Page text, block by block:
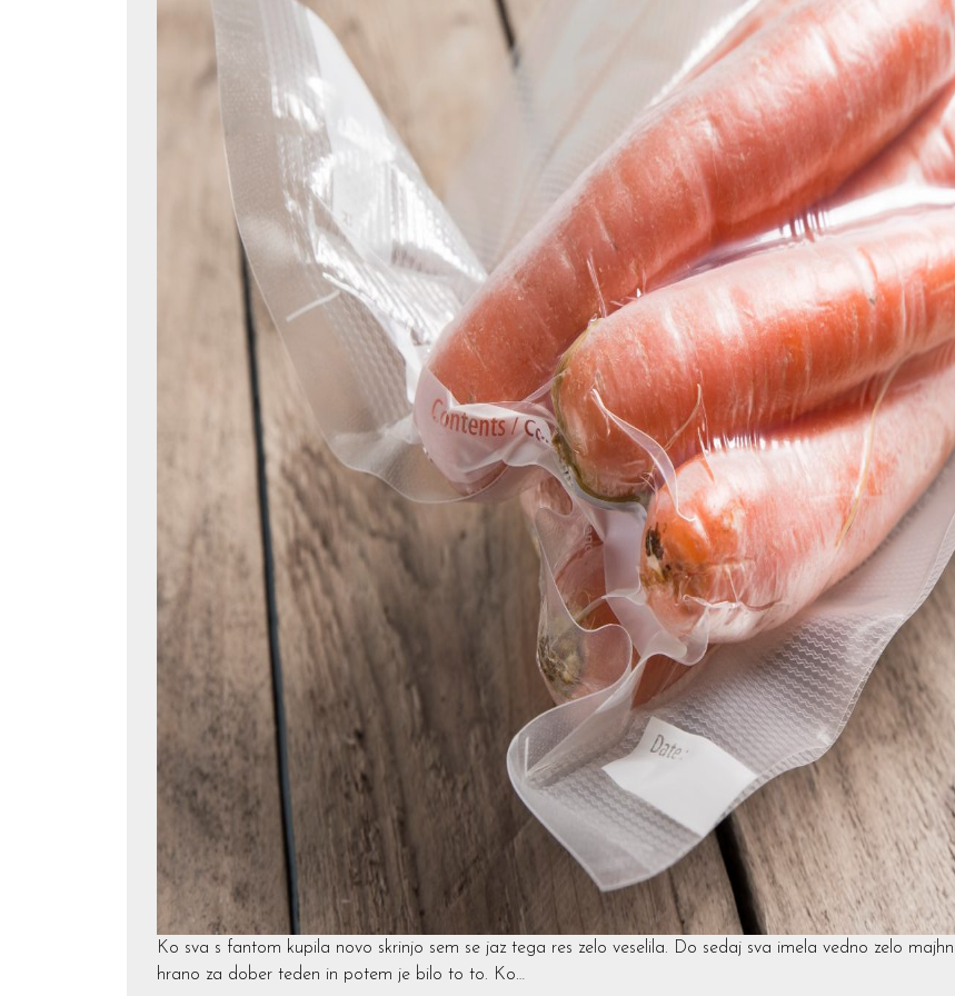
Ko sva s fantom kupila novo skrinjo sem se jaz tega res zelo veselila. Do sedaj sva imela vedno zelo
hrano za dober teden in potem je bilo to to. Ko…